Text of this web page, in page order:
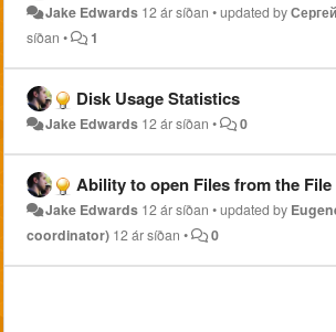
Jake Edwards 12 ár síðan •updated by
síðan • 1
Disk Usage Statistics
Jake Edwards 12 ár síðan • 0
Ability to open Files from the File Manager in Notepad
Jake Edwards 12 ár síðan •updated by
coordinator) 12 ár síðan • 0